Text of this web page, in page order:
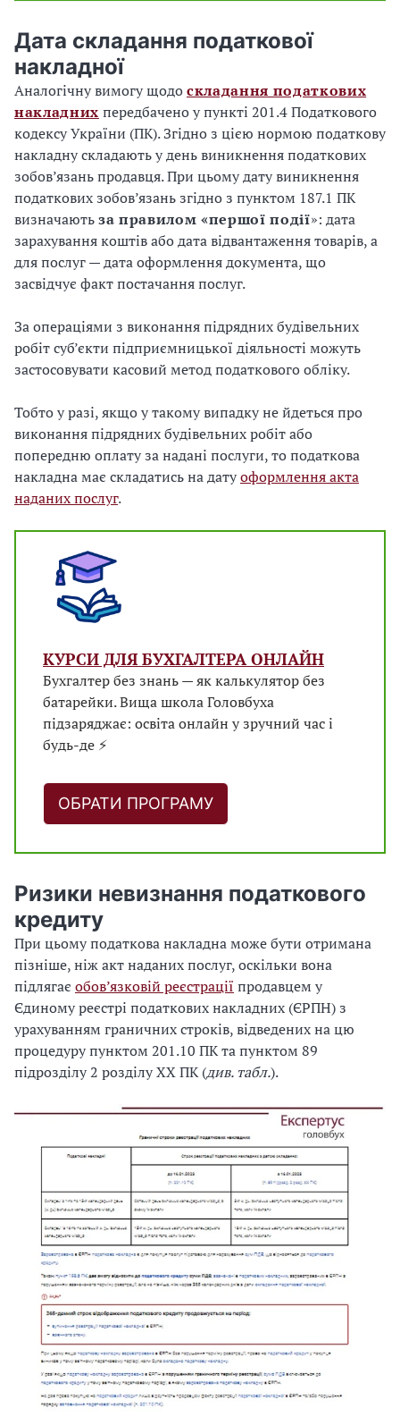
Дата складання податкової
накладної
Аналогічну вимогу щодоскладання податкових
накладних передбачено у пункті 201.4 Податкового
кодексу України (ПК). Згідно з цією нормою податкову
накладну складають у день виникнення податкових
зобов’язань продавця. При цьому дату виникнення
податкових зобов’язань згідно з пунктом 187.1 ПК
визначаютьза правилом «першої події»: дата
зарахування коштів або дата відвантаження товарів, а
для послуг — дата оформлення документа, що
засвідчує факт постачання послуг.
За операціями з виконання підрядних будівельних
робіт суб’єкти підприємницької діяльності можуть
застосовувати касовий метод податкового обліку.
Тобто у разі, якщо у такому випадку не йдеться про
виконання підрядних будівельних робіт або
попередню оплату за надані послуги, то податкова
накладна має складатись на датуоформлення акта
наданих послуг.
КУРСИ ДЛЯ БУХГАЛТЕРА ОНЛАЙН
Бухгалтер без знань — як калькулятор без
батарейки. Вища школа Головбуха
підзаряджає: освіта онлайн у зручний час і
будь-де ⚡
ОБРАТИ ПРОГРАМУ
Ризики невизнання податкового
кредиту
При цьому податкова накладна може бути отримана
пізніше, ніж акт наданих послуг, оскільки вона
підлягає обов’язковій реєстрації продавцем у
Єдиному реєстрі податкових накладних (ЄРПН) з
урахуванням граничних строків, відведених на цю
процедуру пунктом 201.10 ПК та пунктом 89
підрозділу 2 розділу ХХ ПК (див. табл.).